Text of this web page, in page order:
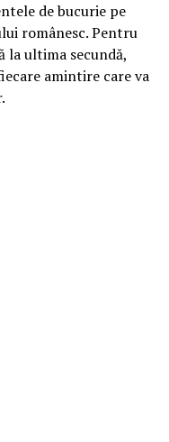
de bucurie pe
românesc. Pentru
la ultima secundă,
amintire care va